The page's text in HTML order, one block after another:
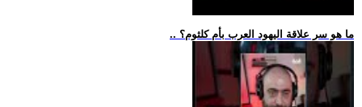
.. ما هو سر علاقة اليهود العرب بأم كلثوم؟